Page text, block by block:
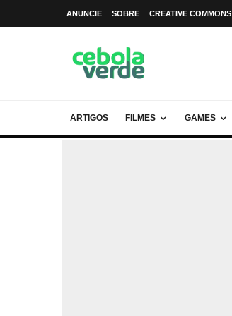
ANUNCIE SOBRE CREATIVE COMMONS
ARTIGOS FILMES GAMES